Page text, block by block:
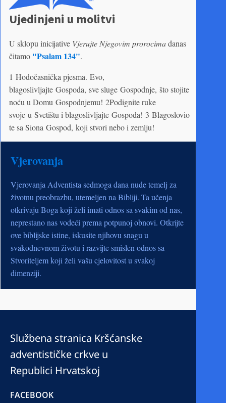
Ujedinjeni u molitvi
U sklopu inicijative Vjerujte Njegovim prorocimadanas
čitamo "Psalam 134".
1 Hodočasnička pjesma. Evo,
blagoslivljajte Gospoda, sve sluge Gospodnje, što stojite
noću u Domu Gospodnjemu! 2Podignite ruke
svoje u Svetištu i blagoslivljajte Gospoda! 3 Blagoslovio
te sa Siona Gospod, koji stvori nebo i zemlju!
Vjerovanja
Vjerovanja Adventista sedmoga dana nude temelj za
životnu preobrazbu, utemeljen na Bibliji. Ta učenja
otkrivaju Boga koji želi imati odnos sa svakim od nas,
neprestano nas vodeći prema potpunoj obnovi. Otkrijte
ove biblijske istine, iskusite njihovu snagu u
svakodnevnom životu i razvijte smislen odnos sa
Stvoriteljem koji želi vašu cjelovitost u svakoj
dimenziji.
Službena stranica Kršćanske
adventističke crkve u
Republici Hrvatskoj
FACEBOOK